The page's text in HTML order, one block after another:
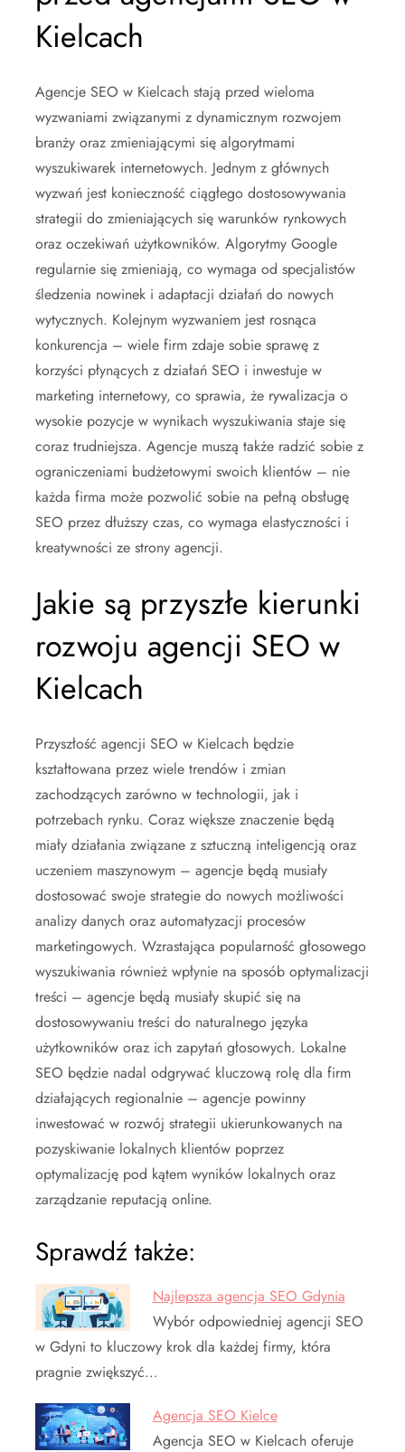
Kielcach
Agencje SEO w Kielcach stają przed wieloma
wyzwaniami związanymi z dynamicznym rozwojem
branży oraz zmieniającymi się algorytmami
wyszukiwarek internetowych. Jednym z głównych
wyzwań jest konieczność ciągłego dostosowywania
strategii do zmieniających się warunków rynkowych
oraz oczekiwań użytkowników. Algorytmy Google
regularnie się zmieniają, co wymaga od specjalistów
śledzenia nowinek i adaptacji działań do nowych
wytycznych. Kolejnym wyzwaniem jest rosnąca
konkurencja – wiele firm zdaje sobie sprawę z
korzyści płynących z działań SEO i inwestuje w
marketing internetowy, co sprawia, że rywalizacja o
wysokie pozycje w wynikach wyszukiwania staje się
coraz trudniejsza. Agencje muszą także radzić sobie z
ograniczeniami budżetowymi swoich klientów – nie
każda firma może pozwolić sobie na pełną obsługę
SEO przez dłuższy czas, co wymaga elastyczności i
kreatywności ze strony agencji.
Jakie są przyszłe kierunki
rozwoju agencji SEO w
Kielcach
Przyszłość agencji SEO w Kielcach będzie
kształtowana przez wiele trendów i zmian
zachodzących zarówno w technologii, jak i
potrzebach rynku. Coraz większe znaczenie będą
miały działania związane z sztuczną inteligencją oraz
uczeniem maszynowym – agencje będą musiały
dostosować swoje strategie do nowych możliwości
analizy danych oraz automatyzacji procesów
marketingowych. Wzrastająca popularność głosowego
wyszukiwania również wpłynie na sposób optymalizacji
treści – agencje będą musiały skupić się na
dostosowywaniu treści do naturalnego języka
użytkowników oraz ich zapytań głosowych. Lokalne
SEO będzie nadal odgrywać kluczową rolę dla firm
działających regionalnie – agencje powinny
inwestować w rozwój strategii ukierunkowanych na
pozyskiwanie lokalnych klientów poprzez
optymalizację pod kątem wyników lokalnych oraz
zarządzanie reputacją online.
Sprawdź także:
Najlepsza agencja SEO Gdynia
Wybór odpowiedniej agencji SEO
w Gdyni to kluczowy krok dla każdej firmy, która
pragnie zwiększyć…
Agencja SEO Kielce
Agencja SEO w Kielcach oferuje